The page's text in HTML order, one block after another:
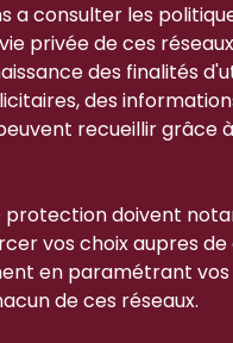
a consulter les
privée de ces
des finalités
des
recueillir grâce
protection doivent
vos choix aupres de
en paramétrant
de ces réseaux.